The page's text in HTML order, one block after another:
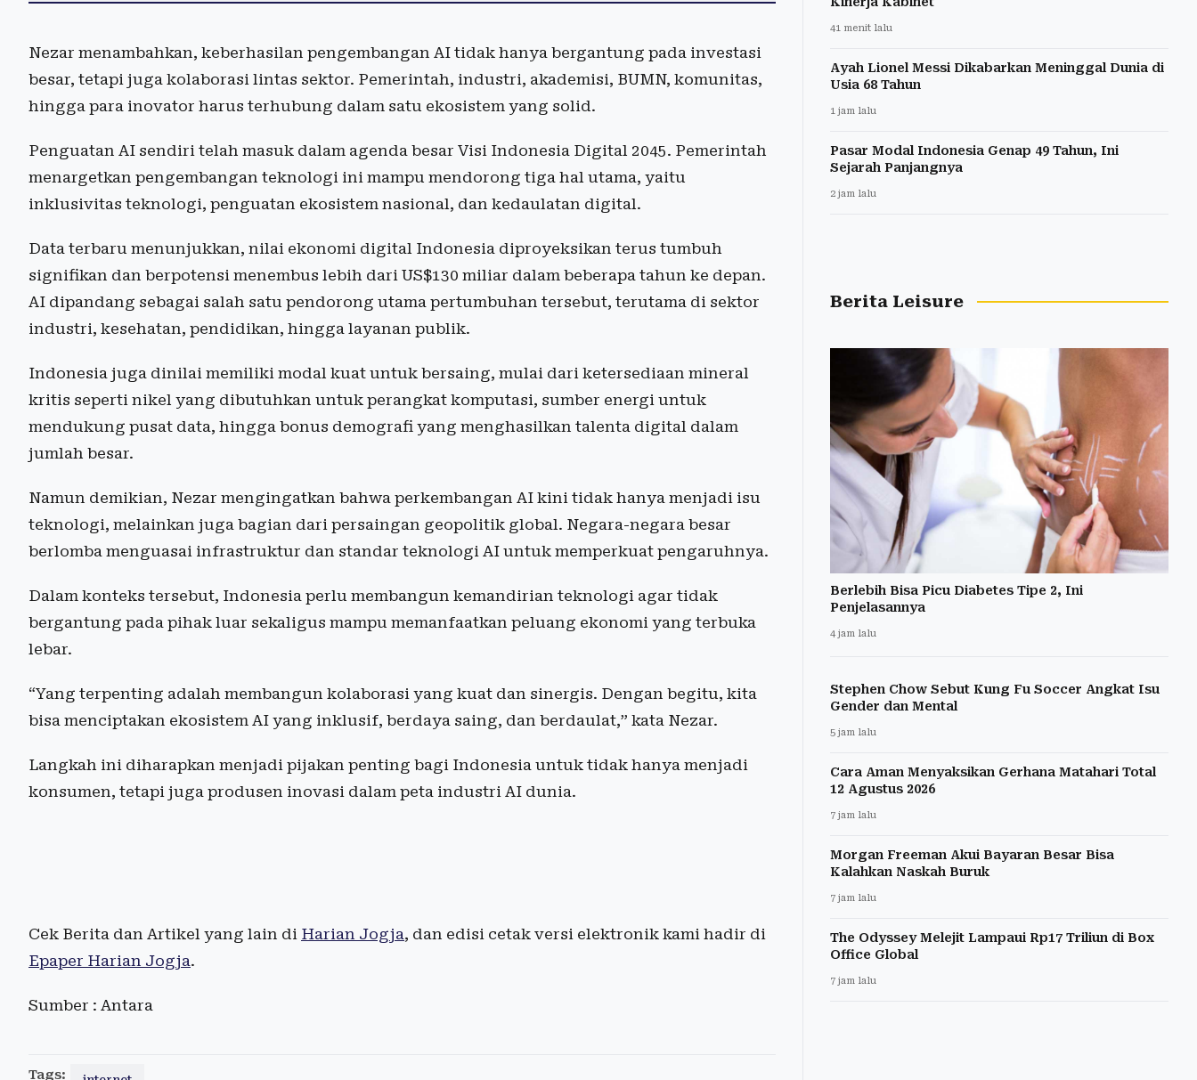
Nezar menambahkan, keberhasilan pengembangan AI tidak hanya bergantung pada investasi
besar, tetapi juga kolaborasi lintas sektor. Pemerintah, industri, akademisi, BUMN, komunitas,
hingga para inovator harus terhubung dalam satu ekosistem yang solid.
Penguatan AI sendiri telah masuk dalam agenda besar Visi Indonesia Digital 2045. Pemerintah
menargetkan pengembangan teknologi ini mampu mendorong tiga hal utama, yaitu
inklusivitas teknologi, penguatan ekosistem nasional, dan kedaulatan digital.
Data terbaru menunjukkan, nilai ekonomi digital Indonesia diproyeksikan terus tumbuh
signifikan dan berpotensi menembus lebih dari US$130 miliar dalam beberapa tahun ke depan.
AI dipandang sebagai salah satu pendorong utama pertumbuhan tersebut, terutama di sektor
industri, kesehatan, pendidikan, hingga layanan publik.
Indonesia juga dinilai memiliki modal kuat untuk bersaing, mulai dari ketersediaan mineral
kritis seperti nikel yang dibutuhkan untuk perangkat komputasi, sumber energi untuk
mendukung pusat data, hingga bonus demografi yang menghasilkan talenta digital dalam
jumlah besar.
Namun demikian, Nezar mengingatkan bahwa perkembangan AI kini tidak hanya menjadi isu
teknologi, melainkan juga bagian dari persaingan geopolitik global. Negara-negara besar
berlomba menguasai infrastruktur dan standar teknologi AI untuk memperkuat pengaruhnya.
Dalam konteks tersebut, Indonesia perlu membangun kemandirian teknologi agar tidak
bergantung pada pihak luar sekaligus mampu memanfaatkan peluang ekonomi yang terbuka
lebar.
“Yang terpenting adalah membangun kolaborasi yang kuat dan sinergis. Dengan begitu, kita
bisa menciptakan ekosistem AI yang inklusif, berdaya saing, dan berdaulat,” kata Nezar.
Langkah ini diharapkan menjadi pijakan penting bagi Indonesia untuk tidak hanya menjadi
konsumen, tetapi juga produsen inovasi dalam peta industri AI dunia.
Cek Berita dan Artikel yang lain di Harian Jogja, dan edisi cetak versi elektronik kami hadir di
Epaper Harian Jogja.
Sumber : Antara
Tags:
41 menit lalu
Ayah Lionel Messi Dikabarkan Meninggal Dunia di
Usia 68 Tahun
1 jam lalu
Pasar Modal Indonesia Genap 49 Tahun, Ini
Sejarah Panjangnya
2 jam lalu
Berita Leisure
Berlebih Bisa Picu Diabetes Tipe 2, Ini
Penjelasannya
4 jam lalu
Stephen Chow Sebut Kung Fu Soccer Angkat Isu
Gender dan Mental
5 jam lalu
Cara Aman Menyaksikan Gerhana Matahari Total
12 Agustus 2026
7 jam lalu
Morgan Freeman Akui Bayaran Besar Bisa
Kalahkan Naskah Buruk
7 jam lalu
The Odyssey Melejit Lampaui Rp17 Triliun di Box
Office Global
7 jam lalu